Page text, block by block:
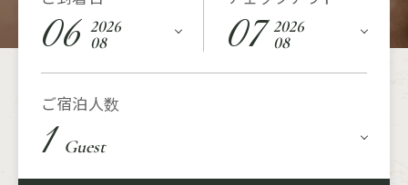
06 2026
08
07 2026
08
ご宿泊人数
1 Guest